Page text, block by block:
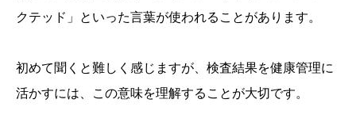
クテッド」といった言葉が使われることがあります。
初めて聞くと難しく感じますが、検査結果を健康管理に
活かすには、この意味を理解することが大切です。